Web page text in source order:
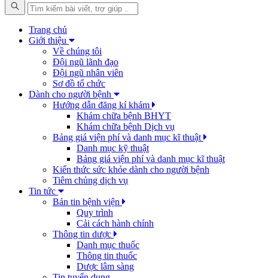
Trang chủ
Giới thiệu
Về chúng tôi
Đội ngũ lãnh đạo
Đội ngũ nhân viên
Sơ đồ tổ chức
Dành cho người bệnh
Hướng dẫn đăng kí khám
Khám chữa bệnh BHYT
Khám chữa bệnh Dịch vụ
Bảng giá viện phí và danh mục kĩ thuật
Danh mục kỹ thuật
Bảng giá viện phí và danh mục kĩ thuật
Kiến thức sức khỏe dành cho người bệnh
Tiêm chủng dịch vụ
Tin tức
Bản tin bệnh viện
Quy trình
Cải cách hành chính
Thông tin dược
Danh mục thuốc
Thông tin thuốc
Dược lâm sàng